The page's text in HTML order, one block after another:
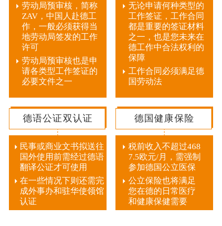
劳动局预审核，简称
ZAV，中国人赴德工
作，一般必须获得当
地劳动局签发的工作
许可
劳动局预审核也是申
请各类型工作签证的
必要文件之一
无论申请何种类型的
工作签证，工作合同
都是重要的签证材料
之一，也是您未来在
德工作中合法权利的
保障
工作合同必须满足德
国劳动法
德语公证双认证
民事或商业文书拟送往
国外使用前需经过德语
翻译公证才可使用
在一些情况下则还需完
成外事办和驻华使领馆
认证
德国健康保险
税前收入不超过468
7.5欧元/月，需强制
参加德国公立医保
公立保险也将满足
您在德的日常医疗
和健康保健需要